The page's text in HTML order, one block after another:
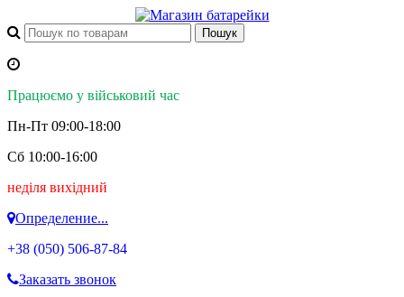
Працюємо у військовий час
Пн-Пт 09:00-18:00
Сб 10:00-16:00
неділя вихідний
Определение...
+38 (050) 506-87-84
Заказать звонок